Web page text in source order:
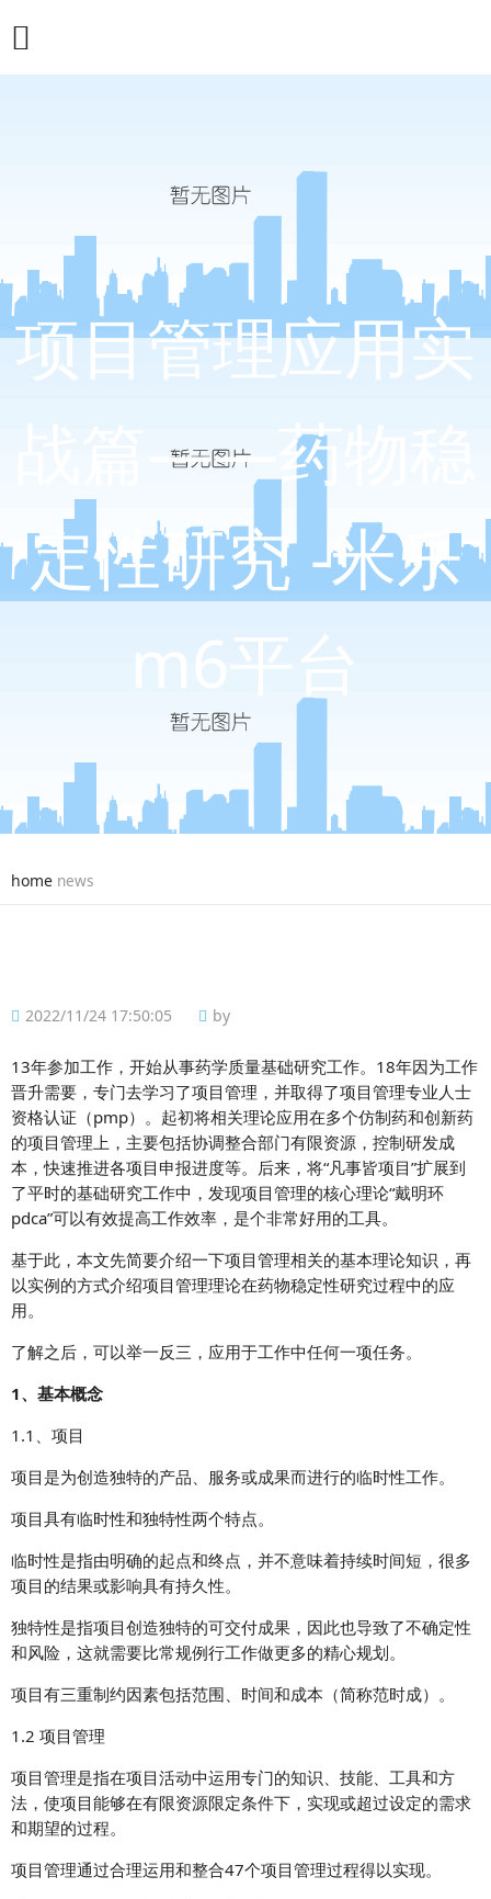
项目管理应用实
战篇——药物稳
定性研究 -米乐
m6平台
home news
2022/11/24 17:50:05 by
13年参加工作，开始从事药学质量基础研究工作。 18年因为工作
晋升需要，专门去学习了项目管理，并取得了项目管理专业人士
资格认证（pmp）。 起初将相关理论应用在多个仿制药和创新药
的项目管理上，主要包括协调整合部门有限资源，控制研发成
本，快速推进各项目申报进度等。 后来，将“凡事皆项目”扩展到
了平时的基础研究工作中，发现项目管理的核心理论“戴明环
pdca”可以有效提高工作效率，是个非常好用的工具。
基于此，本文先简要介绍一下项目管理相关的基本理论知识，再
以实例的方式介绍项目管理理论在药物稳定性研究过程中的应
用。
了解之后，可以举一反三，应用于工作中任何一项任务。
1、基本概念
1.1、项目
项目是为创造独特的产品、服务或成果而进行的临时性工作。
项目具有临时性和独特性两个特点。
临时性是指由明确的起点和终点，并不意味着持续时间短，很多
项目的结果或影响具有持久性。
独特性是指项目创造独特的可交付成果，因此也导致了不确定性
和风险，这就需要比常规例行工作做更多的精心规划。
项目有三重制约因素包括范围、时间和成本（简称范时成）。
1.2 项目管理
项目管理是指在项目活动中运用专门的知识、技能、工具和方
法，使项目能够在有限资源限定条件下，实现或超过设定的需求
和期望的过程。
项目管理通过合理运用和整合47个项目管理过程得以实现。